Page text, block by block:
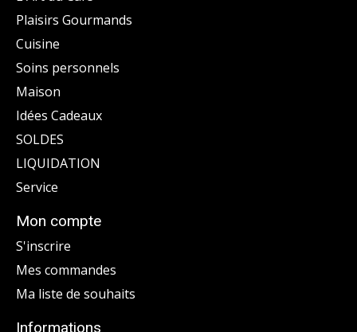
Plaisirs Gourmands
Cuisine
Soins personnels
Maison
Idées Cadeaux
SOLDES
LIQUIDATION
Service
Mon compte
S'inscrire
Mes commandes
Ma liste de souhaits
Informations